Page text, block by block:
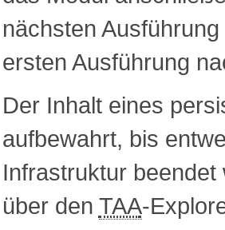
nächsten
ersten Ausführung
Der Inhalt eines
aufbewahrt, bis
Infrastruktur
über den TAA-